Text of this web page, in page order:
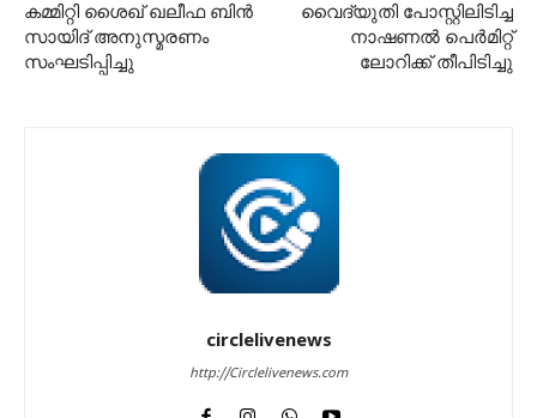
കമ്മിറ്റി ശൈഖ് ഖലീഫ ബിൻ
സായിദ് അനുസ്മരണം
സംഘടിപ്പിച്ചു
വൈദ്യുതി പോസ്റ്റിലിടിച്ച
നാഷണൽ പെർമിറ്റ്
ലോറിക്ക് തീപിടിച്ചു
circlelivenews
http://Circlelivenews.com